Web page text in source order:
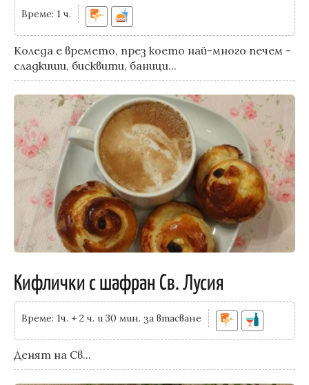
Време: 1 ч.
Коледа е времето, през което най-много печем -
сладкиши, бисквити, баници...
Кифлички с шафран Св. Лусия
Време: 1ч. + 2 ч. и 30 мин. за втасване
Денят на Св...